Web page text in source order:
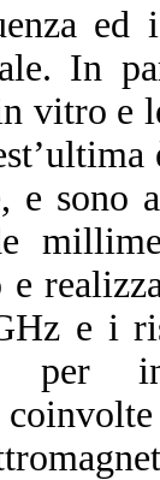
ed
In
vitro e
e sono
e
e i
per